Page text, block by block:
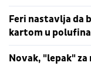
Feri nastavlja da
kartom u
Novak, "lepak"